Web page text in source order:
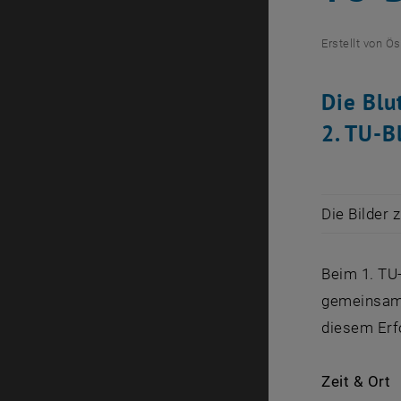
Erstellt von
Die
2. TU-
Die Bilder
Beim 1.
diesem
Zeit & Ort